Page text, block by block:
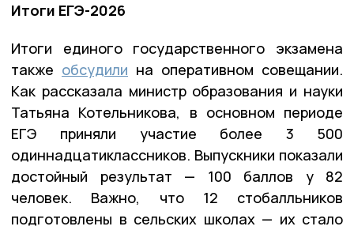
Итоги ЕГЭ-2026
Итоги единого государственного экзамена
также обсудили на оперативном совещании.
Как рассказала министр образования и науки
Татьяна Котельникова, в основном периоде
ЕГЭ приняли участие более 3 500
одиннадцатиклассников. Выпускники показали
достойный результат — 100 баллов у 82
человек. Важно, что 12 стобалльников
подготовлены в сельских школах — их стало